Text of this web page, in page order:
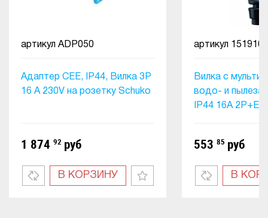
Адаптер CEE, IP44, Вилка 3P
16 A 230V на розетку Schuko
артикул ADP050
1 874 92 руб
В КОРЗИНУ
Вилка с
водо- и
IP44 16A 2P+E
артикул 1519100
553 85 руб
В